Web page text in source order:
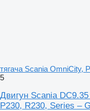
тягача Scania OmniCity,
5
Двигун Scania
P230, R230, Series –